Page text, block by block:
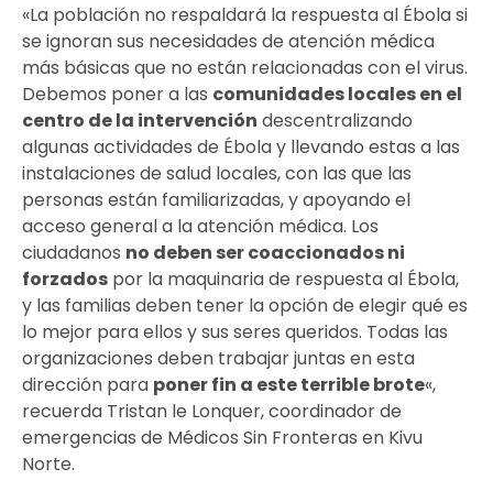
«La población no respaldará la respuesta al Ébola si
se ignoran sus necesidades de atención médica
más básicas que no están relacionadas con el virus.
Debemos poner a las comunidades locales en el
centro de la intervención descentralizando
algunas actividades de Ébola y llevando estas a las
instalaciones de salud locales, con las que las
personas están familiarizadas, y apoyando el
acceso general a la atención médica. Los
ciudadanos no deben ser coaccionados ni
forzados por la maquinaria de respuesta al Ébola,
y las familias deben tener la opción de elegir qué es
lo mejor para ellos y sus seres queridos. Todas las
organizaciones deben trabajar juntas en esta
dirección para poner fin a este terrible brote«,
recuerda Tristan le Lonquer, coordinador de
emergencias de Médicos Sin Fronteras en Kivu
Norte.